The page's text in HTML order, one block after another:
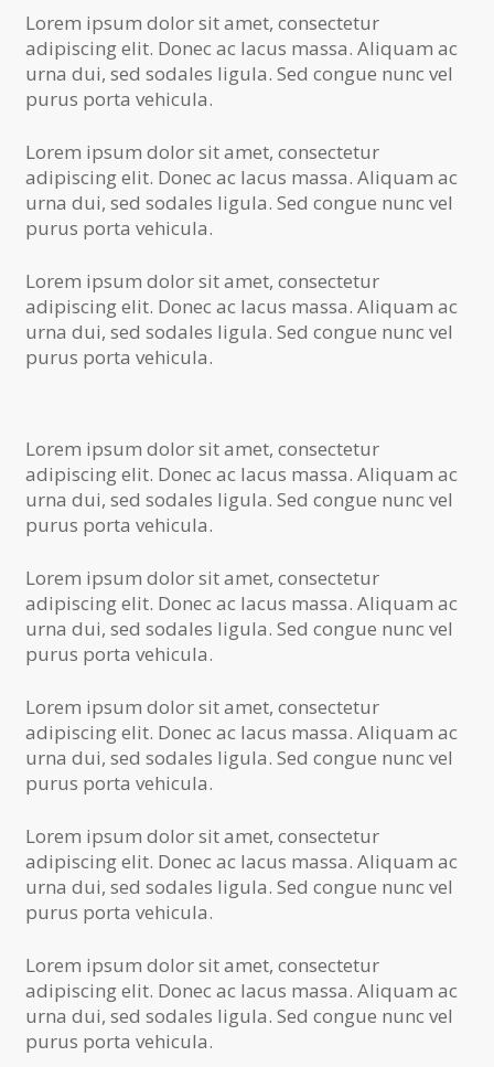
Lorem ipsum dolor sit amet, consectetur
adipiscing elit. Donec ac lacus massa. Aliquam ac
urna dui, sed sodales ligula. Sed congue nunc vel
purus porta vehicula.
Lorem ipsum dolor sit amet, consectetur
adipiscing elit. Donec ac lacus massa. Aliquam ac
urna dui, sed sodales ligula. Sed congue nunc vel
purus porta vehicula.
Lorem ipsum dolor sit amet, consectetur
adipiscing elit. Donec ac lacus massa. Aliquam ac
urna dui, sed sodales ligula. Sed congue nunc vel
purus porta vehicula.
Lorem ipsum dolor sit amet, consectetur
adipiscing elit. Donec ac lacus massa. Aliquam ac
urna dui, sed sodales ligula. Sed congue nunc vel
purus porta vehicula.
Lorem ipsum dolor sit amet, consectetur
adipiscing elit. Donec ac lacus massa. Aliquam ac
urna dui, sed sodales ligula. Sed congue nunc vel
purus porta vehicula.
Lorem ipsum dolor sit amet, consectetur
adipiscing elit. Donec ac lacus massa. Aliquam ac
urna dui, sed sodales ligula. Sed congue nunc vel
purus porta vehicula.
Lorem ipsum dolor sit amet, consectetur
adipiscing elit. Donec ac lacus massa. Aliquam ac
urna dui, sed sodales ligula. Sed congue nunc vel
purus porta vehicula.
Lorem ipsum dolor sit amet, consectetur
adipiscing elit. Donec ac lacus massa. Aliquam ac
urna dui, sed sodales ligula. Sed congue nunc vel
purus porta vehicula.